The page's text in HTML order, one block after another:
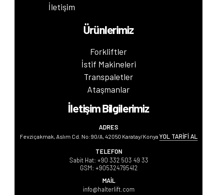
İletişim
Ürünlerimiz
Forkliftler
İstif Makineleri
Transpaletler
Ataşmanlar
İletişim Bilgilerimiz
ADRES
Fevziçakmak, Aslım Cd. No:90/A, 42050 Karatay/Konya YOL TARİFİ AL
TELEFON
Sabit Hat: +90 332 503 49 33
GSM: +905324795412
MAİL
info@halterlift.com